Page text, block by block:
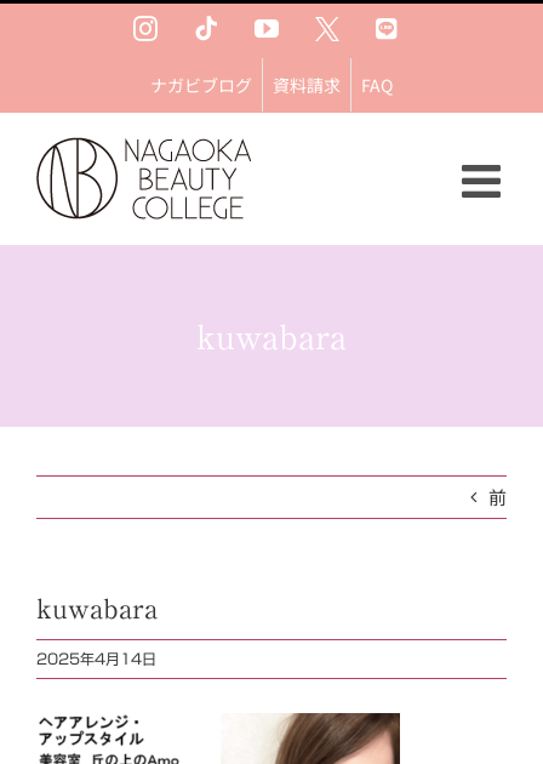
InstagramTiktokYouTube
Ｘ LINE
ナガビブログ 資料請求 FAQ
kuwabara
前
kuwabara
2025年4月14日